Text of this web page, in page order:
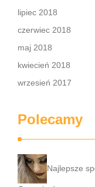
lipiec 2018
czerwiec 2018
maj 2018
kwiecień 2018
wrzesień 2017
Polecamy
Najlepsze